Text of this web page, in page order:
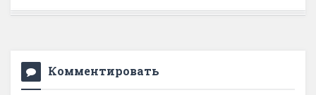
Комментировать